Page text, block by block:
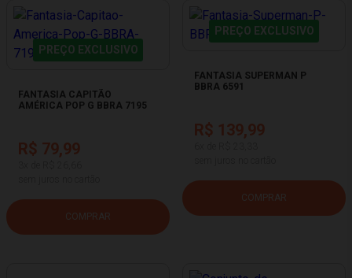
PREÇO EXCLUSIVO
FANTASIA CAPITÃO
AMÉRICA POP G BBRA 7195
R$ 79,99
COMPRAR
PREÇO EXCLUSIVO
FANTASIA SUPERMAN P
BBRA 6591
R$ 139,99
COMPRAR